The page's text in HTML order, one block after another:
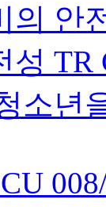
의 안
성 TR
소년